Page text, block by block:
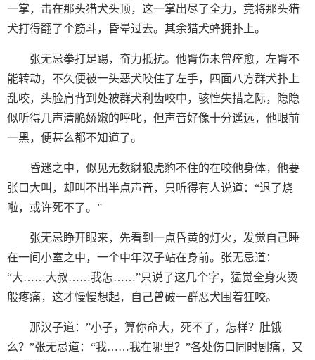
一掌，击在那头猎犬头顶，这一掌出尽了全力，竟将那头猎
犬打得翻了个筋斗，昏晕过去。其余猎犬蜂拥扑上。
张无忌拳打足踢，奋力抵抗。他臂伤未曾痊愈，左臂不
能转动，不久便被一头恶犬咬住了左手，四面八方群犬扑上
乱咬，头脸肩背到处被群犬利齿咬中，骇惶失措之际，隐隐
似听得几声清脆娇嫩的呼叱，但声音好像十分遥远，他眼前
一黑，便甚么都不知道了。
昏迷之中，似见无数豺狼虎豹不住的在咬他身体，他要
张口大叫，却叫不出半点声音，只听得有人说道：“退了烧
啦，或许死不了。”
张无忌睁开眼来，先看到一点昏黄的灯火，发觉自己睡
在一间小室之中，一个中年汉子站在身前。张无忌道：
“大……大叔……我怎……”只说了这几个字，猛觉全身火烫
般疼痛，这才慢慢想起，自己曾破一群恶犬围着狂咬。
那汉子道：”小子，算你命大，死不了，怎样？肚饿
么？”张无忌道：“我……我在哪里？”各处伤口同时剧痛，又